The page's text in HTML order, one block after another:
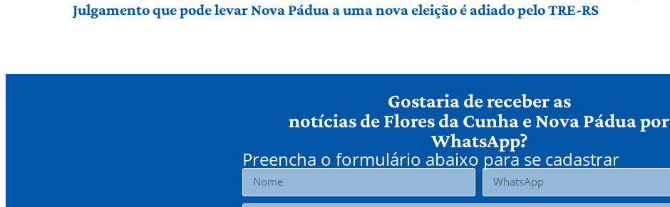
Julgamento que pode levar Nova Pádua a uma nova eleição é adiado pelo TRE-RS
Gostaria de receber as
notícias de Flores da Cunha e Nova Pádua por
WhatsApp?
Preencha o formulário abaixo para se cadastrar